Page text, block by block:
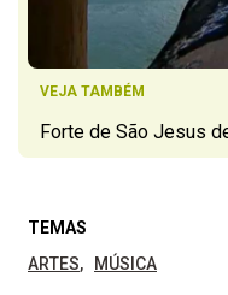
VEJA TAMBÉM
Forte de São Jesus
TEMAS
ARTES
MÚSICA